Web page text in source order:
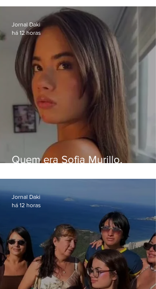
da Band
Quem era Sofia Murillo,
em queda de helicóptero no
Jornal Daki
há 12 horas
Jornal Daki
há 12 horas